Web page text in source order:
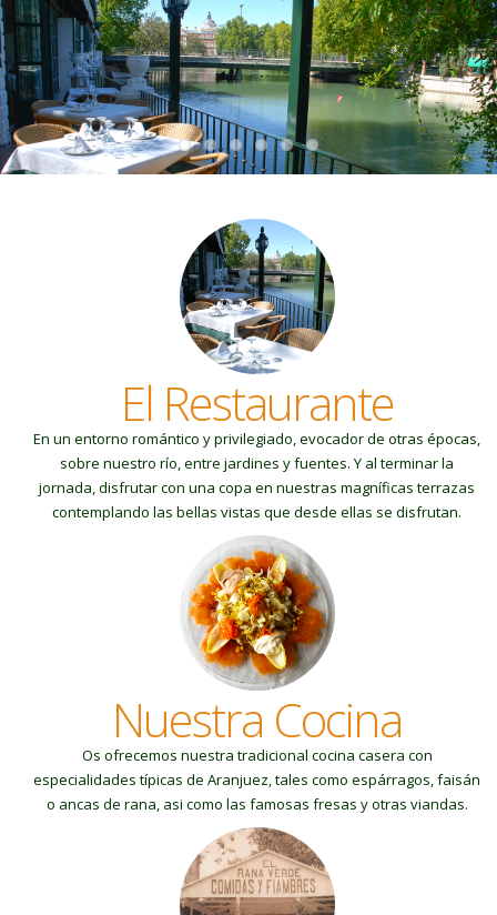
El Restaurante
En un entorno romántico y privilegiado, evocador de otras épocas,
sobre nuestro río, entre jardines y fuentes. Y al terminar la
jornada, disfrutar con una copa en nuestras magníficas terrazas
contemplando las bellas vistas que desde ellas se disfrutan.
Nuestra Cocina
Os ofrecemos nuestra tradicional cocina casera con
especialidades típicas de Aranjuez, tales como espárragos, faisán
o ancas de rana, asi como las famosas fresas y otras viandas.